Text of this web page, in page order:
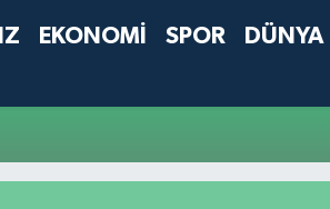
EKONOMİ SPOR DÜNYA